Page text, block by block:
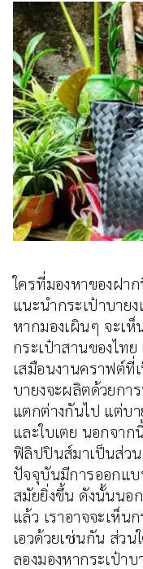
ใครที่มองหาของฝา
แนะนำกระเป๋าบาย
หากมองเผินๆ จะเ
กระเป๋าสานของไท
เสมือนงานคราฟต์ที่
บายงจะผลิตด้วยกา
แตกต่างกันไป แต่บ
และใบเตย นอกจาก
ฟิลิปปินส์มาเป็นส่วน
ปัจจุบันมีการออกแ
สมัยยิ่งขึ้น ดังนั้นนอ
แล้ว เราอาจจะเห็น
เอวด้วยเช่นกัน ส่ว
ลองมองหากระเป๋า